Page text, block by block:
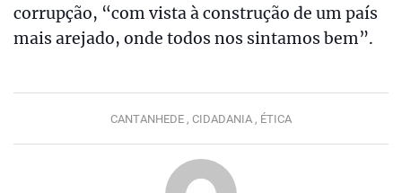
corrupção, “com vista à construção de um país
mais arejado, onde todos nos sintamos bem”.
CANTANHEDE , CIDADANIA , ÉTICA